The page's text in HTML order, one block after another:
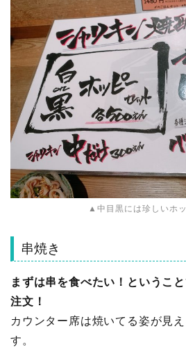
▲中目黒には珍しいホッ
串焼き
まずは串を食べたい！というこ
注文！
カウンター席は焼いてる姿が見
す。